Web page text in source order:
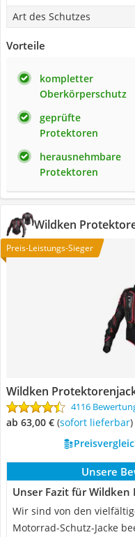
Art des Schutzes
Vorteile
kompletter
Oberkörperschutz
geprüfte
Protektoren
herausnehmbare
Protektoren
Wildken
Preis-Leistungs-Sieger
Wildken
4116
ab 63,00 € ( Sofort lieferbar)
Unsere
Unser Fazit für
Wir sind von den
Motorrad-Schutz-Jacke